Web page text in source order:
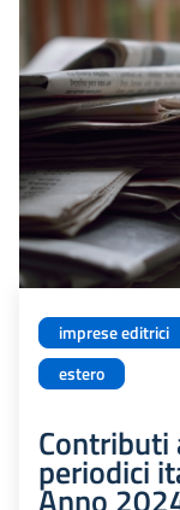
imprese editrici
estero
Contributi
periodici